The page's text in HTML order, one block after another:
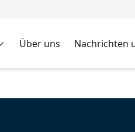
Über uns Nachrichten